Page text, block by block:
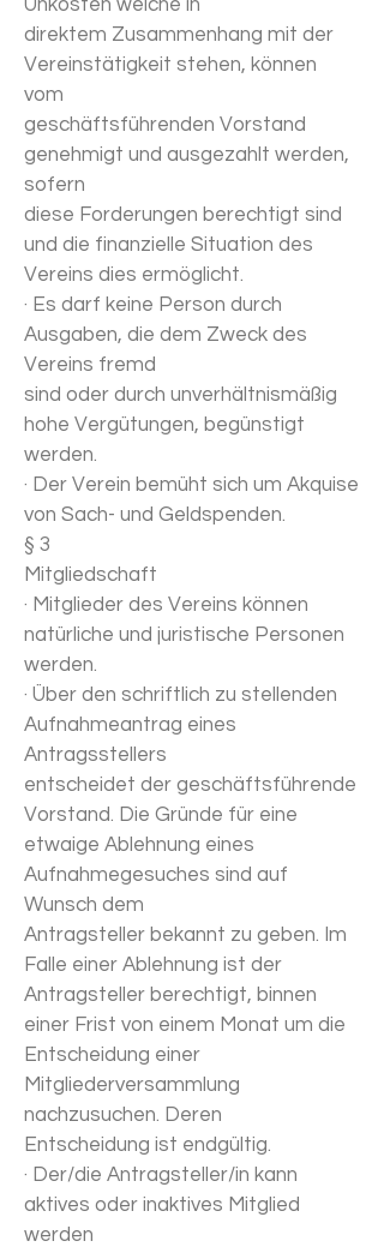
Unkosten welche in
direktem Zusammenhang mit der
Vereinstätigkeit stehen, können
vom
geschäftsführenden Vorstand
genehmigt und ausgezahlt werden,
sofern
diese Forderungen berechtigt sind
und die finanzielle Situation des
Vereins dies ermöglicht.
· Es darf keine Person durch
Ausgaben, die dem Zweck des
Vereins fremd
sind oder durch unverhältnismäßig
hohe Vergütungen, begünstigt
werden.
· Der Verein bemüht sich um Akquise
von Sach- und Geldspenden.
§ 3
Mitgliedschaft
· Mitglieder des Vereins können
natürliche und juristische Personen
werden.
· Über den schriftlich zu stellenden
Aufnahmeantrag eines
Antragsstellers
entscheidet der geschäftsführende
Vorstand. Die Gründe für eine
etwaige Ablehnung eines
Aufnahmegesuches sind auf
Wunsch dem
Antragsteller bekannt zu geben. Im
Falle einer Ablehnung ist der
Antragsteller berechtigt, binnen
einer Frist von einem Monat um die
Entscheidung einer
Mitgliederversammlung
nachzusuchen. Deren
Entscheidung ist endgültig.
· Der/die Antragsteller/in kann
aktives oder inaktives Mitglied
werden